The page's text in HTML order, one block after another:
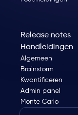
Release notes
Handleidingen
Algemeen
Brainstorm
Kwantificeren
Admin panel
Monte Carlo